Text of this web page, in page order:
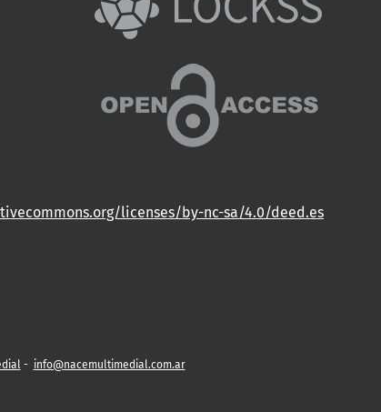
licenses/by-nc-sa/4.0/deed.es
- info@nacemultimedial.com.ar